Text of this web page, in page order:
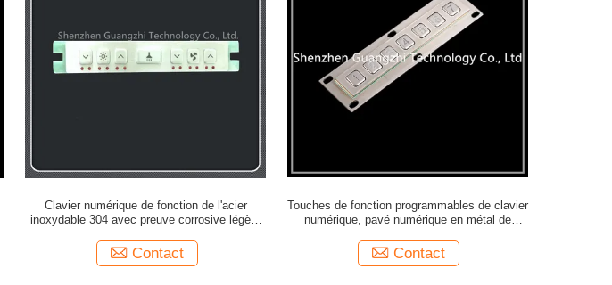
Clavier numérique de fonction de l'acier
inoxydable 304 avec preuve corrosive légère
Contact
Touches de fonction programmables de clavier
numérique, pavé numérique en métal de
Contact